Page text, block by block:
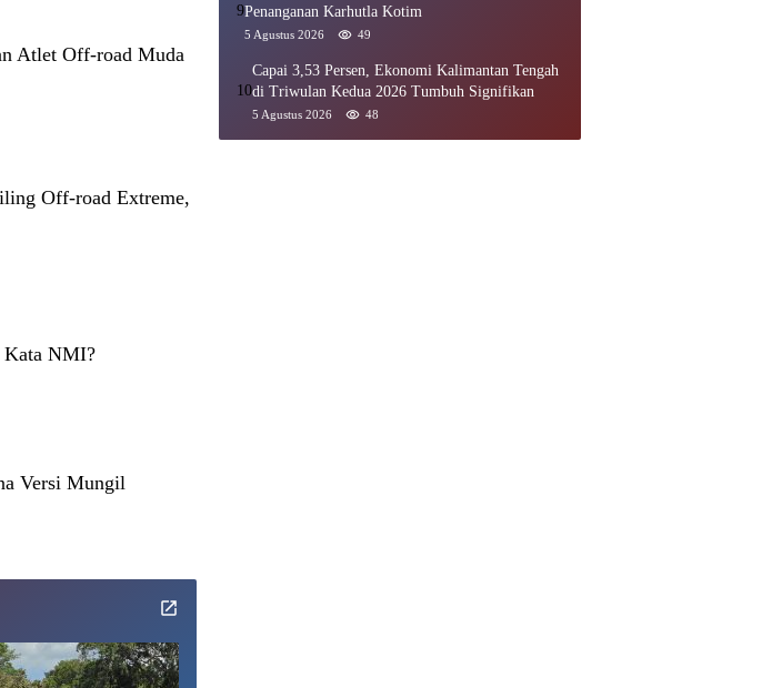
Atlet Off-road Muda
Off-road Extreme,
Kata NMI?
Versi Mungil
9Penanganan Karhutla Kotim
5 Agustus 2026 49
10
Capai 3,53 Persen, Ekonomi Kalimantan Tengah
di Triwulan Kedua 2026 Tumbuh Signifikan
5 Agustus 2026 48